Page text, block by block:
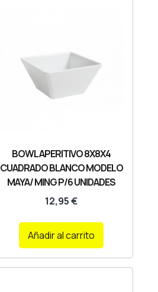
BOWL APERITIVO 8X8X4
CUADRADO BLANCO MODELO
MAYA/ MING P/6 UNIDADES
12,95€
Añadir al carrito